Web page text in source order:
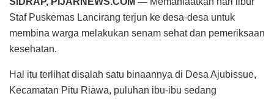
Staf Puskemas Lancirang terjun ke desa-desa untuk
membina warga melakukan senam sehat dan pemeriksaan
kesehatan.
Hal itu terlihat disalah satu binaannya di Desa Ajubissue,
Kecamatan Pitu Riawa, puluhan ibu-ibu sedang